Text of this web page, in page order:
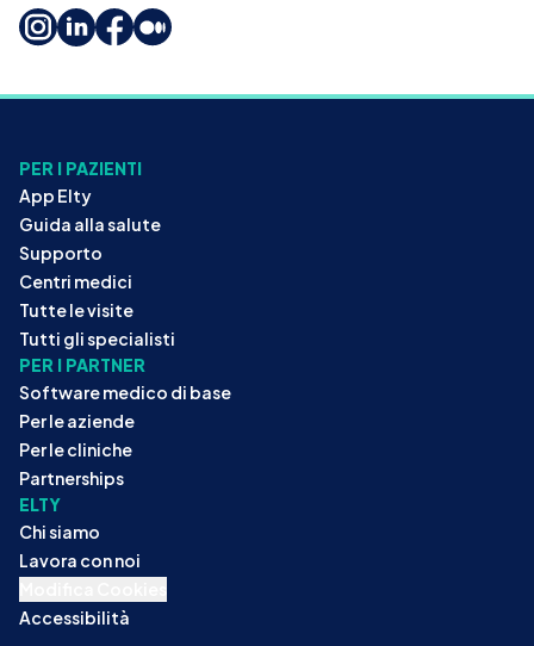
PER I PAZIENTI
App Elty
Guida alla salute
Supporto
Centri medici
Tutte le visite
Tutti gli specialisti
PER I PARTNER
Software medico di base
Per le aziende
Per le cliniche
Partnerships
ELTY
Chi siamo
Lavora con noi
Accessibilità